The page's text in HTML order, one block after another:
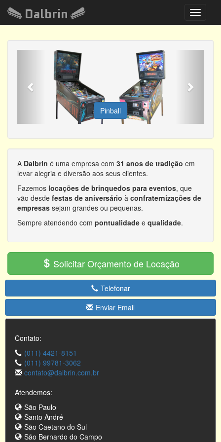
Toggle
Dalbrin
Pinball
Anterior
A Dalbrin é uma empresa com 31 anos de tradição em
levar alegria e diversão aos seus clientes.
Fazemos locações de brinquedos para eventos, que
vão desde festas de aniversário à confraternizações de
empresas sejam grandes ou pequenas.
Sempre atendendo com pontualidade e qualidade.
Solicitar Orçamento de Locação
Telefonar
Enviar Email
Contato:
(011) 4421-8151
(011) 99781-3062
contato@dalbrin.com.br
Atendemos:
São Paulo
Santo André
São Caetano do Sul
São Bernardo do Campo